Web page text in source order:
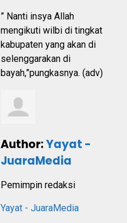
” Nanti insya Allah
mengikuti wilbi di tingkat
kabupaten yang akan di
selenggarakan di
bayah,”pungkasnya. (adv)
Author:Yayat -
JuaraMedia
Pemimpin redaksi
Yayat - JuaraMedia